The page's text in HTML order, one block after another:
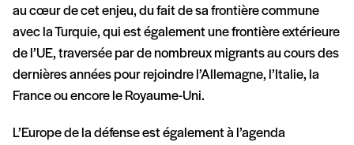
au cœur de cet enjeu, du fait de sa frontière commune
avec la Turquie, qui est également une frontière extérieure
de l’UE, traversée par de nombreux migrants au cours des
dernières années pour rejoindre l’Allemagne, l’Italie, la
France ou encore le Royaume-Uni.
L’Europe de la défense est également à l’agenda